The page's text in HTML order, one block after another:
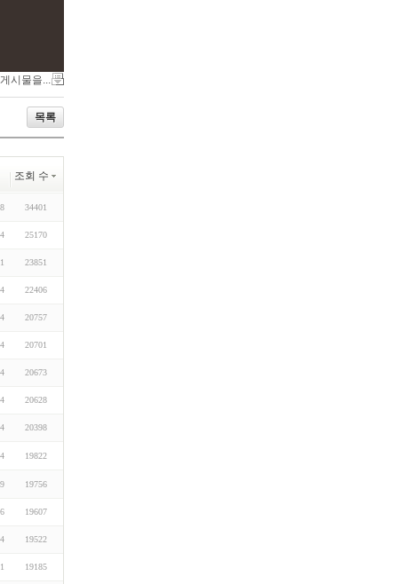
시물을...
목록
조회 수
34401
25170
23851
22406
20757
20701
20673
20628
20398
19822
19756
19607
19522
19185